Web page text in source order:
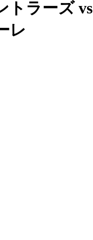
トラーズvs
レ